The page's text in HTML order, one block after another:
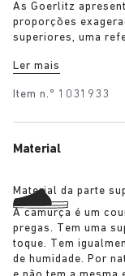
As Goerlitz
proporções
superiores, uma
conferem ao design
textura e requinte
Ler mais
Item n.º 1031933
Material
Material da parte
A camurça é um
pregas. Tem uma
toque. Tem
de humidade. Por